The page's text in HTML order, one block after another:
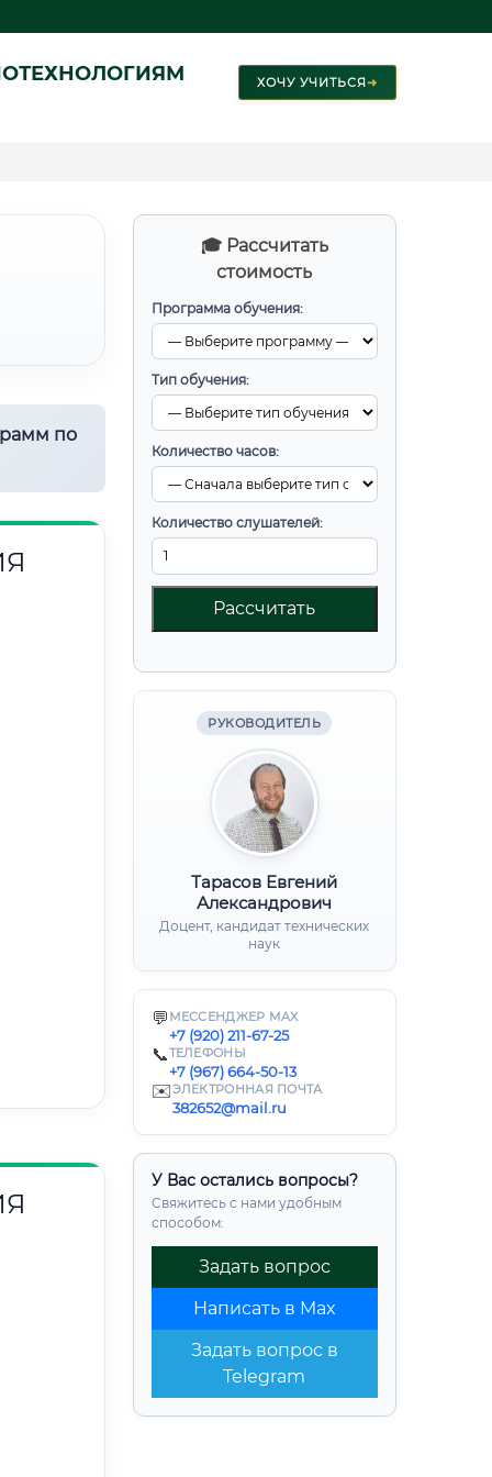
ХОЧУ УЧИТЬСЯ➜
🎓 Рассчитать
стоимость
Программа обучения:
Тип обучения:
Количество часов:
Количество слушателей:
Рассчитать
РУКОВОДИТЕЛЬ
Тарасов Евгений
Александрович
Доцент, кандидат технических
наук
💬 МЕССЕНДЖЕР MAX
+7 (920) 211-67-25
📞ТЕЛЕФОНЫ
+7 (967) 664-50-13
✉️ЭЛЕКТРОННАЯ ПОЧТА
382652@mail.ru
У Вас остались вопросы?
Свяжитесь с нами удобным
способом:
Задать вопрос
Написать в Max
Задать вопрос в
Telegram
по